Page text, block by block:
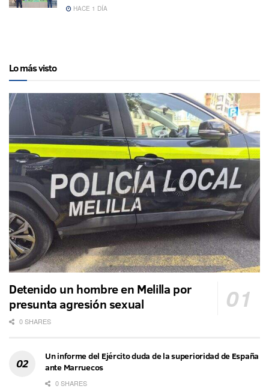
HACE 1 DÍA
Lo más visto
Detenido un hombre en Melilla por
presunta agresión sexual
0 SHARES
Un informe del Ejército duda de la superioridad de España
ante Marruecos
0 SHARES